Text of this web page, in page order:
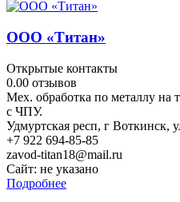
ООО «Титан»
Открытые контакты
0.00 отзывов
Мех. обработка по металлу на
с ЧПУ.
Удмуртская респ, г Воткинск,
+7 922 694-85-85
zavod-titan18@mail.ru
Сайт: не указано
Подробнее